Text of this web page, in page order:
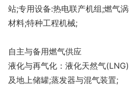
站;专用设备:热电联产机组;燃气
材料;特种工程机械;
自主与备用燃气供应
液化与再气化：液化天然气
及地上储罐;蒸发器与混气装置;